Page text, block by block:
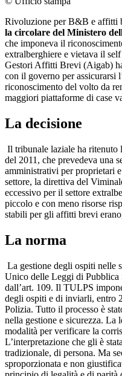
Rivoluzione per B&B e affitti
la circolare del Ministero
che imponeva il
extralberghiere e vietava il
Gestori Affitti Brevi (Aigab)
con il governo per assicurarsi
riconoscimento del volto da
maggiori piattaforme di case
La decisione
Il tribunale laziale ha ritenuto
del 2011, che prevedeva una
amministrativi per proprietari
settore, la direttiva del
eccessivo per il settore
piccolo e con meno risorse
stabili per gli affitti brevi
La norma
La gestione degli ospiti nelle
Unico delle Leggi di
dall’art. 109. Il TULPS
degli ospiti e di inviarli, entro
Polizia. Tutto il processo è
nella gestione e sicurezza. La
modalità per verificare la
L’interpretazione che gli è
tradizionale, di persona. Ma
sproporzionata e non